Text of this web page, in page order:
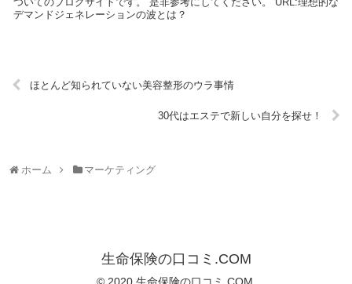
デマンドジェネレーションの波とは？
ほとんど知られていない美容整形のウラ事情
30代はエステで新しい自分を探せ！
ホーム マーケティング
生命保険の口コミ.COM